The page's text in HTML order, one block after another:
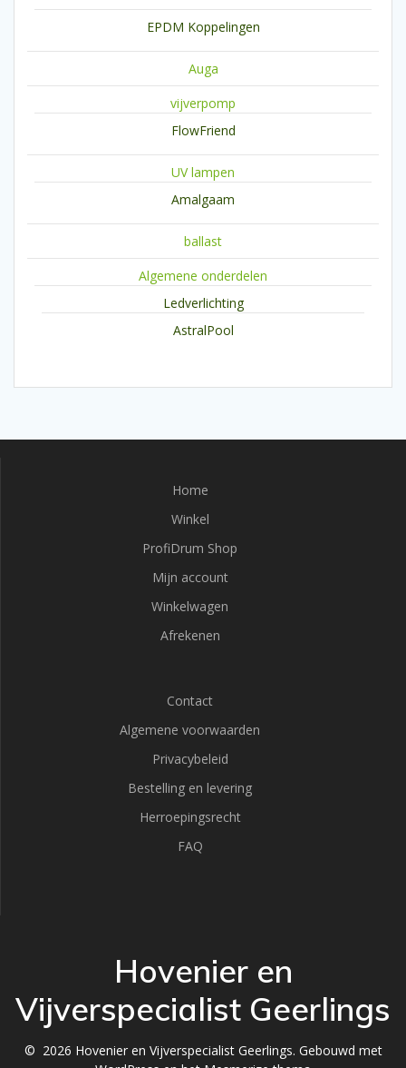
EPDM Koppelingen
Auga
vijverpomp
FlowFriend
UV lampen
Amalgaam
ballast
Algemene onderdelen
Ledverlichting
AstralPool
Home
Winkel
ProfiDrum Shop
Mijn account
Winkelwagen
Afrekenen
Contact
Algemene voorwaarden
Privacybeleid
Bestelling en levering
Herroepingsrecht
FAQ
Hovenier en
Vijverspecialist Geerlings
© 2026 Hovenier en Vijverspecialist Geerlings. Gebouwd met